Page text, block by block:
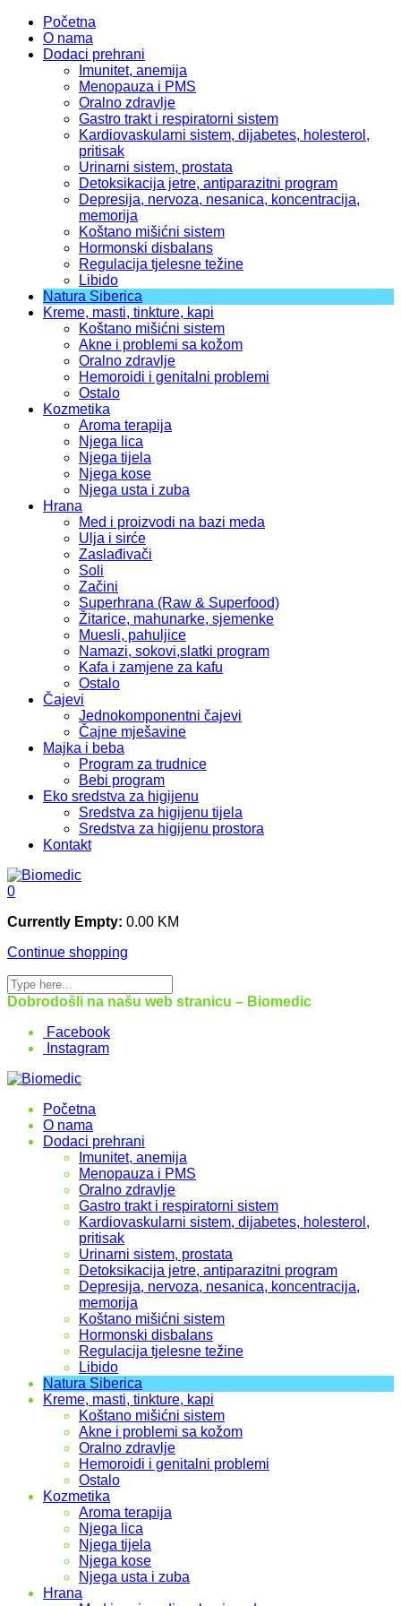
Početna
O nama
Dodaci prehrani
Imunitet, anemija
Menopauza i PMS
Oralno zdravlje
Gastro trakt i respiratorni sistem
Kardiovaskularni sistem, dijabetes, holesterol,
pritisak
Urinarni sistem, prostata
Detoksikacija jetre, antiparazitni program
Depresija, nervoza, nesanica, koncentracija,
memorija
Koštano mišićni sistem
Hormonski disbalans
Regulacija tjelesne težine
Libido
Natura Siberica
Kreme, masti, tinkture, kapi
Koštano mišićni sistem
Akne i problemi sa kožom
Oralno zdravlje
Hemoroidi i genitalni problemi
Ostalo
Kozmetika
Aroma terapija
Njega lica
Njega tijela
Njega kose
Njega usta i zuba
Hrana
Med i proizvodi na bazi meda
Ulja i sirće
Zaslađivači
Soli
Začini
Superhrana (Raw & Superfood)
Žitarice, mahunarke, sjemenke
Muesli, pahuljice
Namazi, sokovi,slatki program
Kafa i zamjene za kafu
Ostalo
Čajevi
Jednokomponentni čajevi
Čajne mješavine
Majka i beba
Program za trudnice
Bebi program
Eko sredstva za higijenu
Sredstva za higijenu tijela
Sredstva za higijenu prostora
Kontakt
0
Currently Empty: 0.00 KM
Continue shopping
Dobrodošli na našu web stranicu – Biomedic
Facebook
Instagram
Početna
O nama
Dodaci prehrani
Imunitet, anemija
Menopauza i PMS
Oralno zdravlje
Gastro trakt i respiratorni sistem
Kardiovaskularni sistem, dijabetes, holesterol,
pritisak
Urinarni sistem, prostata
Detoksikacija jetre, antiparazitni program
Depresija, nervoza, nesanica, koncentracija,
memorija
Koštano mišićni sistem
Hormonski disbalans
Regulacija tjelesne težine
Libido
Natura Siberica
Kreme, masti, tinkture, kapi
Koštano mišićni sistem
Akne i problemi sa kožom
Oralno zdravlje
Hemoroidi i genitalni problemi
Ostalo
Kozmetika
Aroma terapija
Njega lica
Njega tijela
Njega kose
Njega usta i zuba
Hrana